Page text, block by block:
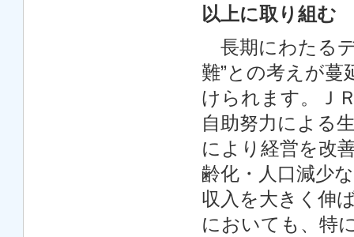
以上に取り組む
長期にわたる
難”との考えが
けられます。Ｊ
自助努力による
により経営を改
齢化・人口減少
収入を大きく伸
においても、特